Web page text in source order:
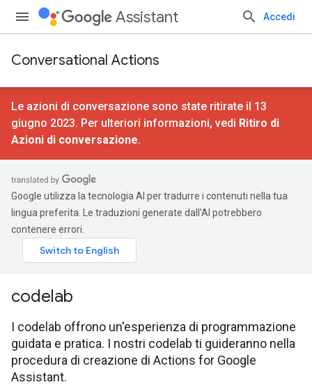
Assistant Accedi
Conversational Actions
Le azioni di conversazione sono state ritirate il 13
giugno 2023. Per ulteriori informazioni, vedi Ritiro di
Azioni di conversazione.
Google utilizza la tecnologia AI per tradurre i contenuti nella tua
lingua preferita. Le traduzioni generate dall'AI potrebbero
contenere errori.
codelab
I codelab offrono un'esperienza di programmazione
guidata e pratica. I nostri codelab ti guideranno nella
procedura di creazione di Actions for Google
Assistant.